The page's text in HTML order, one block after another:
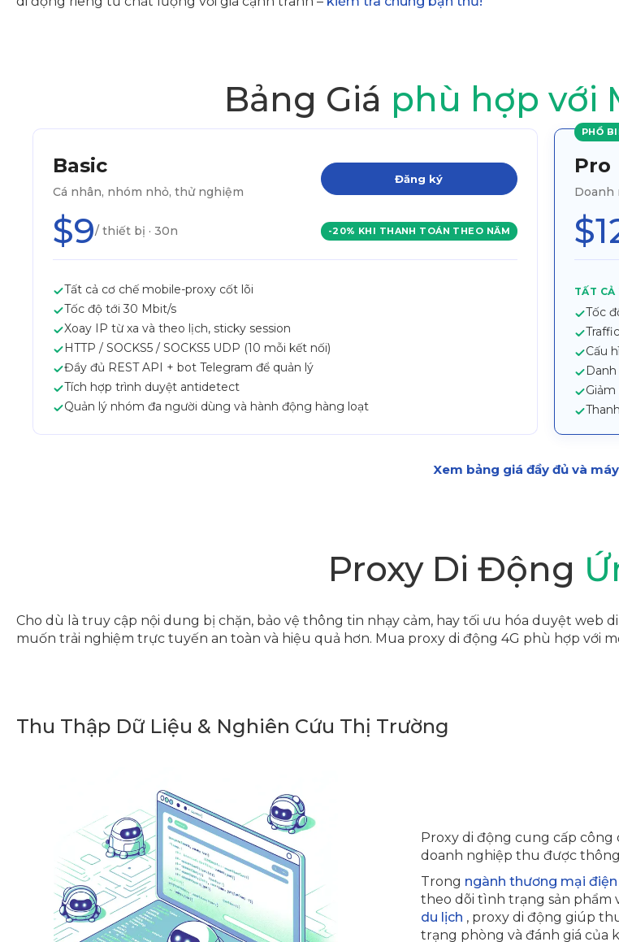
Bảng Giá phù hợp với
Basic
Cá nhân, nhóm nhỏ, thử nghiệm
Đăng ký
$9/ thiết bị · 30n -20% KHI THANH TOÁN THEO NĂM
Tất cả cơ chế mobile-proxy cốt lõi
Tốc độ tới 30 Mbit/s
Xoay IP từ xa và theo lịch, sticky session
HTTP / SOCKS5 / SOCKS5 UDP (10 mỗi kết nối)
Đầy đủ REST API + bot Telegram để quản lý
Tích hợp trình duyệt antidetect
Quản lý nhóm đa người dùng và hành động hàng loạt
PHỔ
Pro
Doanh
TẤT CẢ
Tốc
Cấu
Xem bảng giá đầy đủ và
Proxy Di Động
Cho dù là truy cập nội dung bị chặn, bảo vệ thông tin nhạy cảm, hay tối ưu hóa duyệt web
muốn trải nghiệm trực tuyến an toàn và hiệu quả hơn. Mua proxy di động 4G phù hợp với
Thu Thập Dữ Liệu & Nghiên Cứu Thị Trường
Proxy di động cung cấp công
doanh nghiệp thu được
Trong ngành thương mại
theo dõi tình trạng sản phẩm
du lịch , proxy di động giúp
trạng phòng và đánh giá của